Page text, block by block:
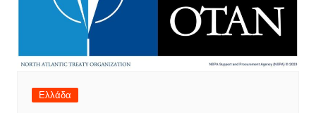
Ελλάδα